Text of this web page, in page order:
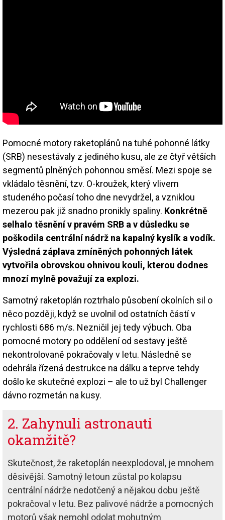
Pomocné motory raketoplánů na tuhé pohonné látky
(SRB) nesestávaly z jediného kusu, ale ze čtyř větších
segmentů plněných pohonnou směsí. Mezi spoje se
vkládalo těsnění, tzv. O-kroužek, který vlivem
studeného počasí toho dne nevydržel, a vzniklou
mezerou pak již snadno pronikly spaliny. Konkrétně
selhalo těsnění v pravém SRB a v důsledku se
poškodila centrální nádrž na kapalný kyslík a vodík.
Výsledná záplava zmíněných pohonných látek
vytvořila obrovskou ohnivou kouli, kterou dodnes
mnozí mylně považují za explozi.
Samotný raketoplán roztrhalo působení okolních sil o
něco později, když se uvolnil od ostatních částí v
rychlosti 686 m/s. Nezničil jej tedy výbuch. Oba
pomocné motory po oddělení od sestavy ještě
nekontrolovaně pokračovaly v letu. Následně se
odehrála řízená destrukce na dálku a teprve tehdy
došlo ke skutečné explozi – ale to už byl Challenger
dávno rozmetán na kusy.
2. Zahynuli astronauti
okamžitě?
Skutečnost, že raketoplán neexplodoval, je mnohem
děsivější. Samotný letoun zůstal po kolapsu
centrální nádrže nedotčený a nějakou dobu ještě
pokračoval v letu. Bez palivové nádrže a pomocných
motorů však nemohl odolat mohutným